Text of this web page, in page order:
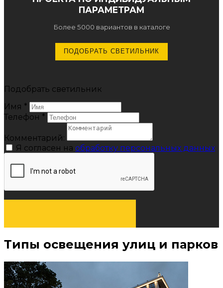
ПАРАМЕТРАМ
Более 5000 вариантов в каталоге
ПОДОБРАТЬ СВЕТИЛЬНИК
Подобрать светильник
Имя *
Телефон *
Комментарий:
Я согласен на обработку персональных данных
Типы освещения улиц и парков